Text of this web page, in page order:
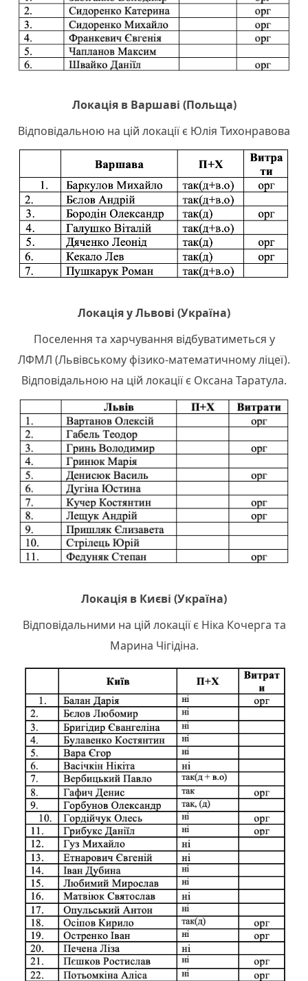
Локація в Варшаві (Польща)
Відповідальною на цій локації є Юлія Тихонравова
Локація у Львові (Україна)
Поселення та харчування відбуватиметься у
ЛФМЛ (Львівському фізико-математичному ліцеї).
Відповідальною на цій локації є Оксана Таратула.
Локація в Києві (Україна)
Відповідальними на цій локації є Ніка Кочерга та
Марина Чігідіна.